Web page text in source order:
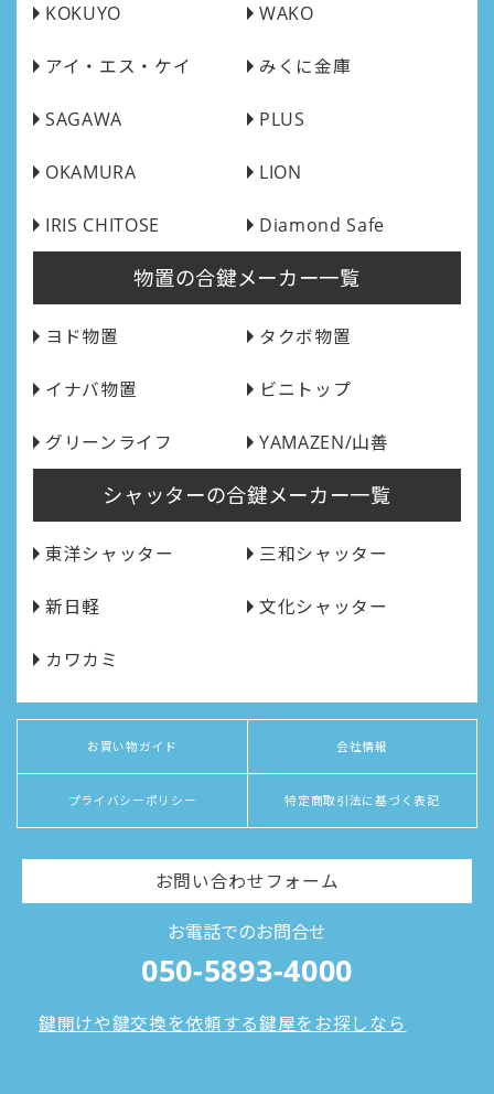
KOKUYO WAKO
アイ・エス・ケイ みくに金庫
SAGAWA PLUS
OKAMURA LION
IRIS CHITOSE Diamond Safe
物置の合鍵メーカー一覧
ヨド物置 タクボ物置
イナバ物置 ビニトップ
グリーンライフ YAMAZEN/山善
シャッターの合鍵メーカー一覧
東洋シャッター 三和シャッター
新日軽 文化シャッター
カワカミ
お買い物ガイド 会社情報
プライバシーポリシー 特定商取引法に基づく表記
お問い合わせフォーム
お電話でのお問合せ
050-5893-4000
鍵開けや鍵交換を依頼する鍵屋をお探しなら